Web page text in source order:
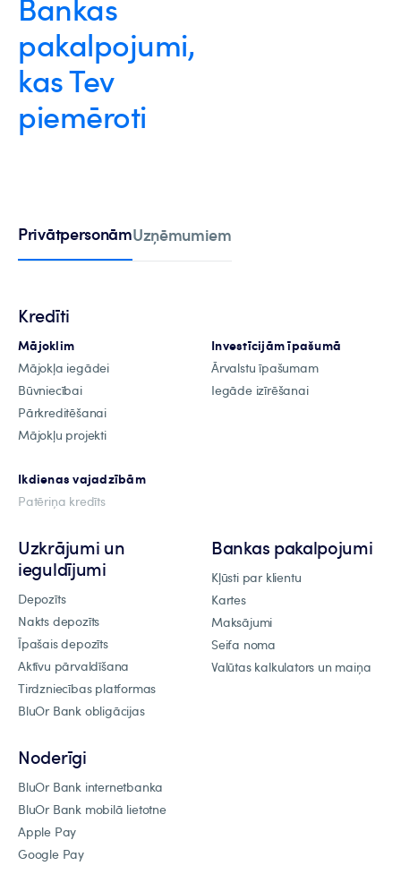
Bankas
pakalpojumi,
kas Tev
piemēroti
PrivātpersonāmUzņēmumiem
Kredīti
Mājoklim
Mājokļa iegādei
Būvniecībai
Pārkreditēšanai
Mājokļu projekti
Investīcijām īpašumā
Ārvalstu īpašumam
Iegāde izīrēšanai
Ikdienas vajadzībām
Patēriņa kredīts
Uzkrājumi un
ieguldījumi
Depozīts
Nakts depozīts
Īpašais depozīts
Aktīvu pārvaldīšana
Tirdzniecības platformas
BluOr Bank obligācijas
Bankas pakalpojumi
Kļūsti par klientu
Kartes
Maksājumi
Seifa noma
Valūtas kalkulators un maiņa
Noderīgi
BluOr Bank internetbanka
BluOr Bank mobilā lietotne
Apple Pay
Google Pay